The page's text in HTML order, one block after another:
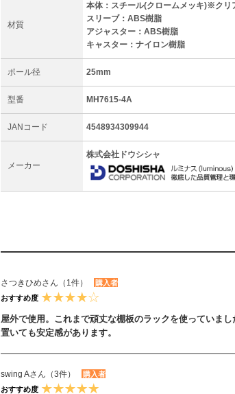
材質
本体：スチール(クロームメッキ)※クリ
スリーブ：ABS樹脂
アジャスター：ABS樹脂
キャスター：ナイロン樹脂
ポール径 25mm
型番 MH7615-4A
JANコード 4548934309944
メーカー
株式会社ドウシシャ
さつきひめさん（1件） 購入者
おすすめ度
屋外で使用。これまで頑丈な棚板のラックを使っていま
置いても安定感があります。
swing Aさん（3件） 購入者
おすすめ度